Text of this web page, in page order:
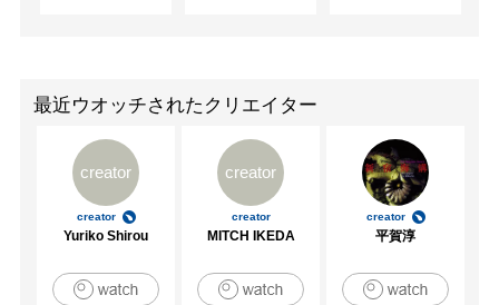
最近ウオッチされたクリエイター
creator
creator
Yuriko Shirou
creator
creator
MITCH IKEDA
creator
平賀淳